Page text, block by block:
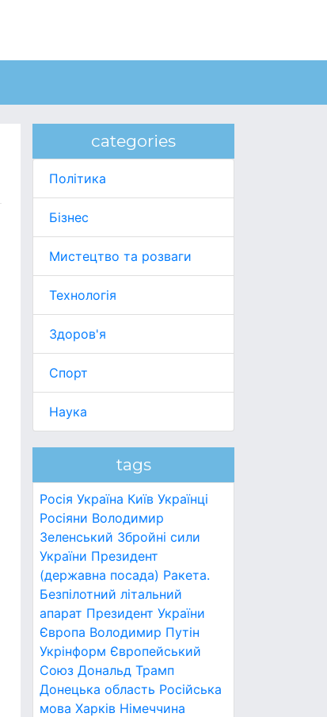
categories
Політика
Бізнес
Мистецтво та розваги
Технологія
Здоров'я
Спорт
Наука
tags
Росія Україна Київ Українці
Росіяни Володимир
Зеленський Збройні сили
України Президент
(державна посада) Ракета.
Безпілотний літальний
апарат Президент України
Європа Володимир Путін
Укрінформ Європейський
Союз Дональд Трамп
Донецька область Російська
мова Харків Німеччина